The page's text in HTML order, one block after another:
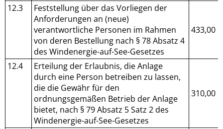
12.3
Feststellung über das Vorliegen der
Anforderungen an (neue)
verantwortliche Personen im Rahmen
von deren Bestellung nach § 78 Absatz 4
des Windenergie-auf-See-Gesetzes
433,00
12.4
Erteilung der Erlaubnis, die Anlage
durch eine Person betreiben zu lassen,
die die Gewähr für den
ordnungsgemäßen Betrieb der Anlage
bietet, nach § 79 Absatz 5 Satz 2 des
Windenergie-auf-See-Gesetzes
310,00